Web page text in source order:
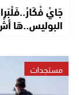
جَايْ
البوليس..هَا
مستجدات